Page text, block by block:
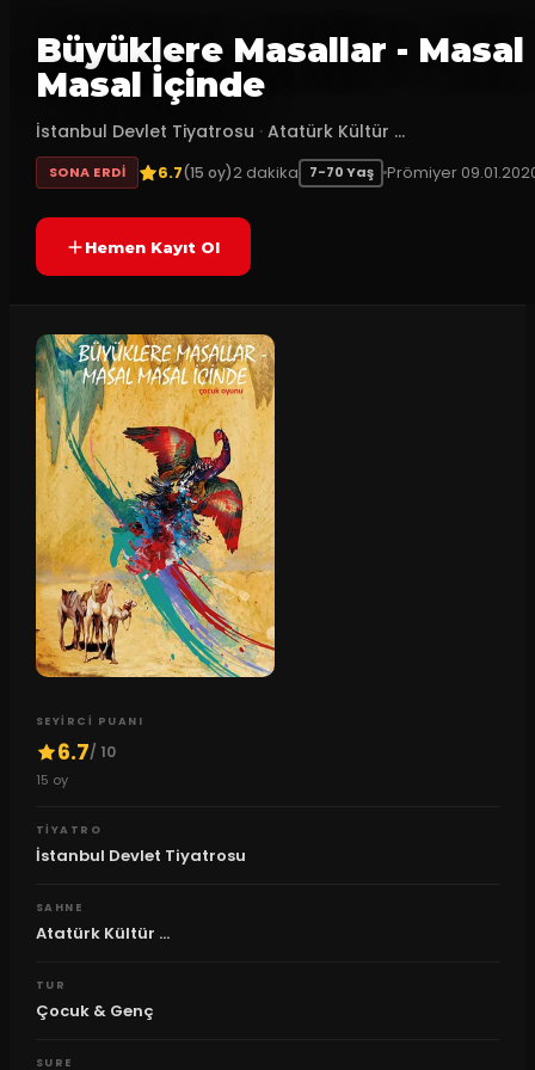
Büyüklere Masallar - Masal
Masal İçinde
İstanbul Devlet Tiyatrosu · Atatürk Kültür ...
SONA ERDI 6.7(15 oy)2 dakika 7-70 Yaş Prömiyer
Hemen Kayıt Ol
SEYIRCI PUANI
6.7/ 10
15 oy
TIYATRO
İstanbul Devlet Tiyatrosu
SAHNE
Atatürk Kültür ...
TUR
Çocuk & Genç
SURE